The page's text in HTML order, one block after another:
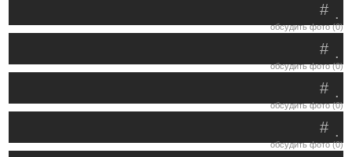
.
#
обсудить фото (0)
.
#
обсудить фото (0)
.
#
обсудить фото (0)
.
#
обсудить фото (0)